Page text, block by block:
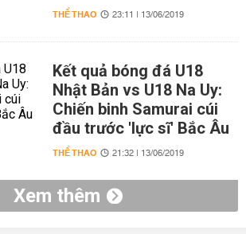
THỂ THAO 23:11 | 13/06/2019
Kết quả bóng đá U18
Nhật Bản vs U18 Na Uy:
Chiến binh Samurai cúi
đầu trước 'lực sĩ' Bắc Âu
THỂ THAO 21:32 | 13/06/2019
Xem thêm